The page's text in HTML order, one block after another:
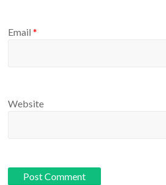
Email*
Website